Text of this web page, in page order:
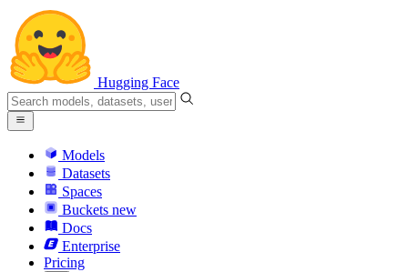
Hugging Face
Models
Datasets
Spaces
Buckets new
Docs
Enterprise
Pricing